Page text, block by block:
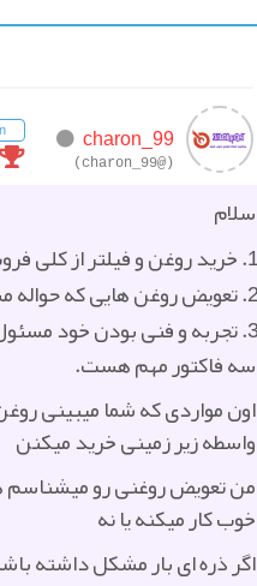
charon_99
(@charon_99)
سلام
خرید روغن و فیلتر از کلی
تعویض روغن هایی که حواله
تجربه و فنی بودن خود
سه فاکتور مهم هست.
اون مواردی که شما میبینی
واسطه زیر زمینی خرید میکنن
من تعویض روغنی رو میشناسم
خوب کار میکنه یا نه
اگر ذره ای بار مشکل داشته